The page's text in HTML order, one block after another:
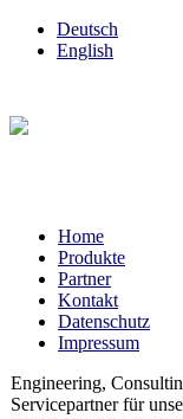
Deutsch
English
Home
Produkte
Partner
Kontakt
Datenschutz
Impressum
Engineering,
Servicepartner für